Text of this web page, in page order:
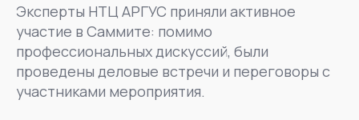
Эксперты НТЦ АРГУС приняли активное
участие в Саммите: помимо
профессиональных дискуссий, были
проведены деловые встречи и переговоры с
участниками мероприятия.